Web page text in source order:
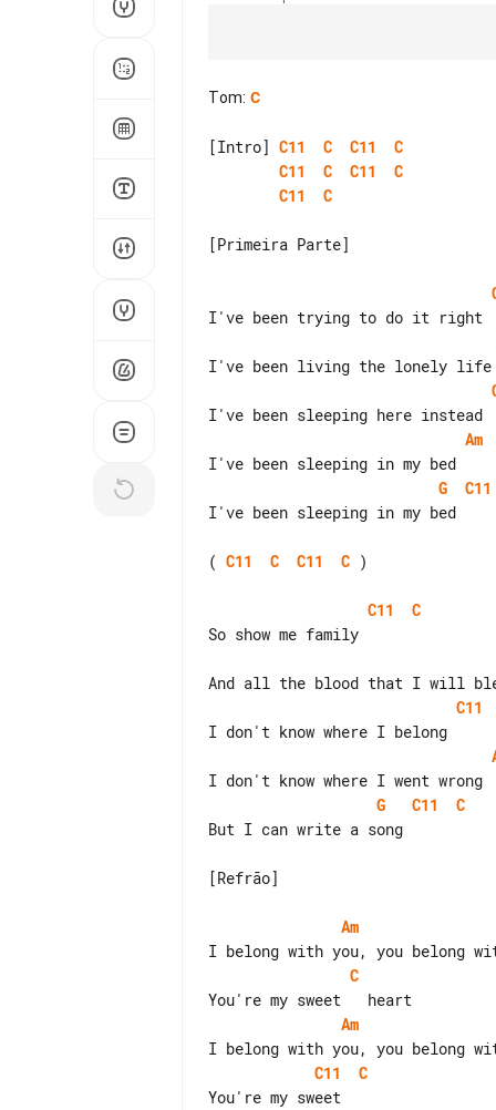
Tom: C
[Intro] C11 C C11
C
C11
C C11
C
C11
C
[Primeira Parte]
Am
G
C11
I've been sleeping in my bed
( C11 C C11 C )
C11
C
C11
G
C11
C
But I can write a song
[Refrão]
Am
C
Am
C11
C
You're my sweet